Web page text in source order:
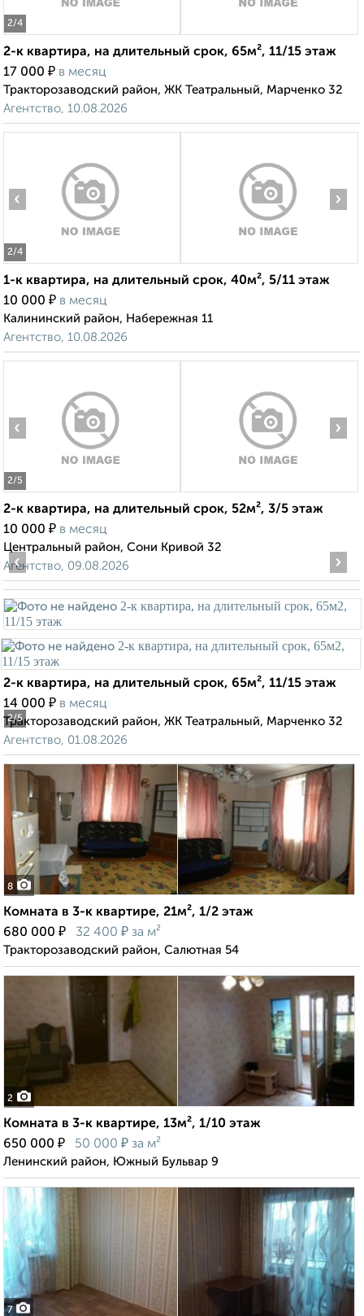
2/4
2-к квартира, на длительный срок, 65м², 11/15 этаж
17 000 ₽ в месяц
Тракторозаводский район, ЖК Театральный, Марченко 32
Агентство, 10.08.2026
2/4
‹ ›
1-к квартира, на длительный срок, 40м², 5/11 этаж
10 000 ₽ в месяц
Калининский район, Набережная 11
Агентство, 10.08.2026
2/5
‹ ›
2-к квартира, на длительный срок, 52м², 3/5 этаж
10 000 ₽ в месяц
Центральный район, Сони Кривой 32
Агентство, 09.08.2026
2/5
‹ ›
2-к квартира, на длительный срок, 65м², 11/15 этаж
14 000 ₽ в месяц
Тракторозаводский район, ЖК Театральный, Марченко 32
Агентство, 01.08.2026
8
Комната в 3-к квартире, 21м², 1/2 этаж
680 000 ₽ 32 400 ₽ за м²
Тракторозаводский район, Салютная 54
2
Комната в 3-к квартире, 13м², 1/10 этаж
650 000 ₽ 50 000 ₽ за м²
Ленинский район, Южный Бульвар 9
7